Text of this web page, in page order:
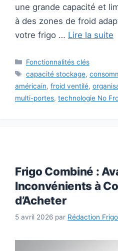
une grande capacité et
à des zones de froid
votre frigo … Lire la suite
Catégories
Fonctionnalités clés
Étiquettes
capacité stockage,
américain, froid ventilé,
multi-portes, technologie No
Frigo Combiné :
Inconvénients à
d’Acheter
5 avril 2026 par Rédaction